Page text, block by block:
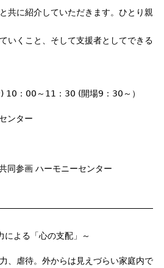
共に紹介していただきます。ひとり親
いくこと、そして支援者としてできる
：00～11：30 (開場9：30～）
ンター
同参画 ハーモニーセンター
による「心の支配」～
、虐待。外からは見えづらい家庭内で